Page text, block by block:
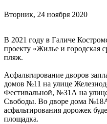
Вторник, 24 ноября 2020
В 2021 году в Галиче
проекту «Жилье и городская
пляж.
Асфальтирование дворов
домов №11 на улице
Фестивальной, №31А на
Свободы. Во дворе дома
асфальтирования дорожек
площадка.